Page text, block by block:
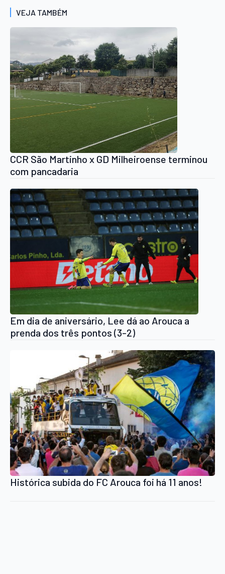
VEJA TAMBÉM
CCR São Martinho x GD Milheiroense terminou
com pancadaria
Em dia de aniversário, Lee dá ao Arouca a
prenda dos três pontos (3-2)
Histórica subida do FC Arouca foi há 11 anos!